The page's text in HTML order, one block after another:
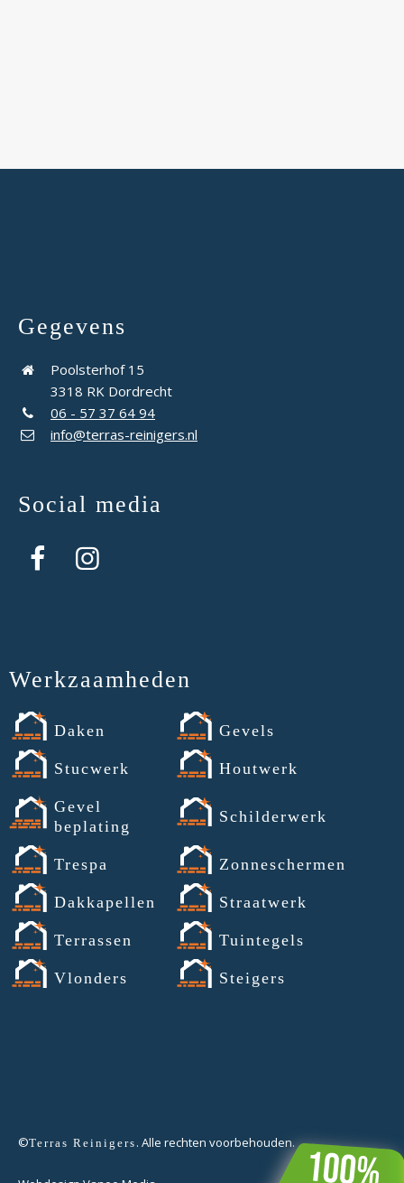
Gegevens
Poolsterhof 15
3318 RK Dordrecht
06 - 57 37 64 94
info@terras-reinigers.nl
Social media
Werkzaamheden
Daken Gevels
Stucwerk Houtwerk
Gevel
beplating
Schilderwerk
Trespa Zonneschermen
Dakkapellen Straatwerk
Terrassen Tuintegels
Vlonders Steigers
©Terras Reinigers . Alle rechten voorbehouden.